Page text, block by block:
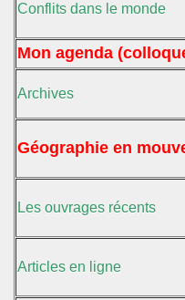
Conflits dans le monde
Mon agenda
Archives
Géographie en
Les ouvrages récents
Articles en ligne